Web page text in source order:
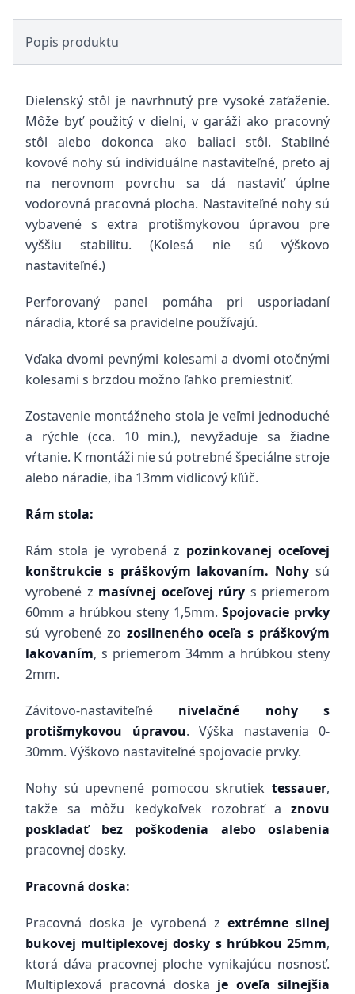
Popis produktu
Dielenský stôl je navrhnutý pre vysoké zaťaženie.
Môže byť použitý v dielni, v garáži ako pracovný
stôl alebo dokonca ako baliaci stôl. Stabilné
kovové nohy sú individuálne nastaviteľné, preto aj
na nerovnom povrchu sa dá nastaviť úplne
vodorovná pracovná plocha. Nastaviteľné nohy sú
vybavené s extra protišmykovou úpravou pre
vyššiu stabilitu. (Kolesá nie sú výškovo
nastaviteľné.)
Perforovaný panel pomáha pri usporiadaní
náradia, ktoré sa pravidelne používajú.
Vďaka dvomi pevnými kolesami a dvomi otočnými
kolesami s brzdou možno ľahko premiestniť.
Zostavenie montážneho stola je veľmi jednoduché
a rýchle (cca. 10 min.), nevyžaduje sa žiadne
vŕtanie. K montáži nie sú potrebné špeciálne stroje
alebo náradie, iba 13mm vidlicový kľúč.
Rám stola:
Rám stola je vyrobená z pozinkovanej oceľovej
konštrukcie s práškovým lakovaním. Nohy sú
vyrobené z masívnej oceľovej rúry s priemerom
60mm a hrúbkou steny 1,5mm.Spojovacie prvky
sú vyrobené zo zosilneného oceľa s práškovým
lakovaním, s priemerom 34mm a hrúbkou steny
2mm.
Závitovo-nastaviteľné nivelačné nohy s
protišmykovou úpravou. Výška nastavenia 0-
30mm. Výškovo nastaviteľné spojovacie prvky.
Nohy sú upevnené pomocou skrutiek tessauer,
takže sa môžu kedykoľvek rozobrať a znovu
poskladať bez poškodenia alebo oslabenia
pracovnej dosky.
Pracovná doska:
Pracovná doska je vyrobená z extrémne silnej
bukovej multiplexovej dosky s hrúbkou 25mm,
ktorá dáva pracovnej ploche vynikajúcu nosnosť.
Multiplexová pracovná doska je oveľa silnejšia